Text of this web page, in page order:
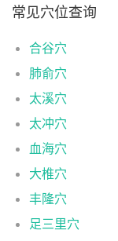
常见穴位查询
合谷穴
肺俞穴
太溪穴
太冲穴
血海穴
大椎穴
丰隆穴
足三里穴